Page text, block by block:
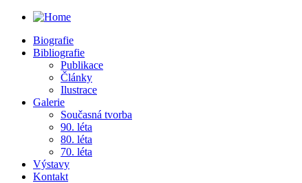
Biografie
Bibliografie
Publikace
Články
Ilustrace
Galerie
Současná tvorba
90. léta
80. léta
70. léta
Výstavy
Kontakt